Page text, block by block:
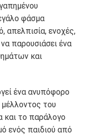
φάσμα
απελπισία, ενοχές,
παρουσιάσει ένα
και
ένα ανυπόφορο
του
και το παράλογο
ενός παιδιού από